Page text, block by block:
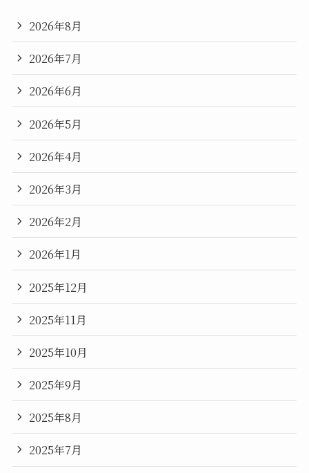
2026年8月
2026年7月
2026年6月
2026年5月
2026年4月
2026年3月
2026年2月
2026年1月
2025年12月
2025年11月
2025年10月
2025年9月
2025年8月
2025年7月